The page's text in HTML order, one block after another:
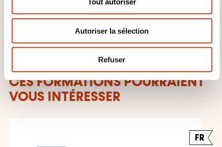
n
Autoriser la sélection
Refuser
Sectoriel du Bâtiment
CES FORMATIONS POURRAIENT
VOUS INTÉRESSER
FR